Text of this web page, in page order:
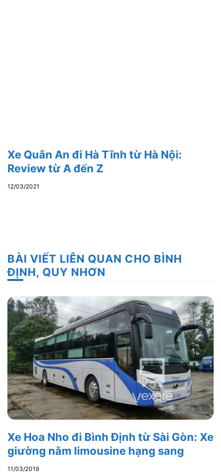
Xe Quân An đi Hà Tĩnh từ Hà Nội:
Review từ A đến Z
12/03/2021
BÀI VIẾT LIÊN QUAN CHO BÌNH
ĐỊNH, QUY NHƠN
Xe Hoa Nho đi Bình Định từ Sài Gòn: Xe
giường nằm limousine hạng sang
11/03/2019